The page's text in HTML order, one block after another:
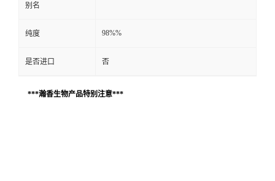
别名
纯度 98%%
是否进口 否
***瀚香生物产品特别注意***